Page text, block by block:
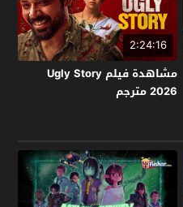
2:24:16
مشاهدة فيلم Ugly Story
2026 مترجم